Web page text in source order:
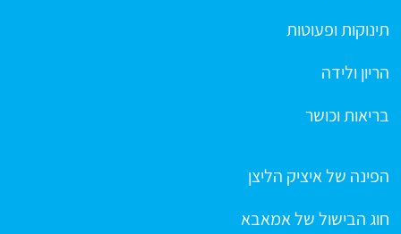
תינוקות ופעוטות
הריון ולידה
בריאות וכושר
הפינה של איציק הליצן
חוג הבישול של אמאבא